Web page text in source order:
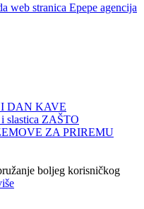
web stranica Epepe agencija
DAN KAVE
ZAŠTO
ZA PRIREMU
boljeg korisničkog